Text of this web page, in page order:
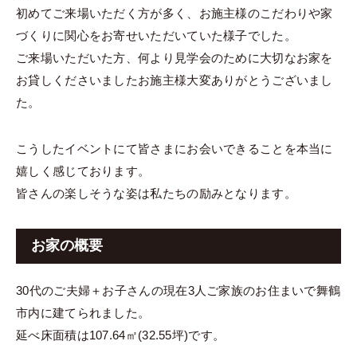
初めてご来場いただく方が多く、お施主様のこだわりや家
づくりに関心をお寄せいただいていた様子でした。
ご来場いただいた方、何より見学会のために大切なお家を
お貸しくださいましたお施主様大変ありがとうございまし
た。
こうしたイベントにて皆さまにお会いできることを本当に
嬉しく感じております。
皆さんの楽しそうな姿は私たちの励みとなります。
お家の概要
30代のご夫婦＋お子さんの現在3人ご家族のお住まいで舞鶴
市内に建てられました。
延べ床面積は107.64㎡(32.55坪)です。